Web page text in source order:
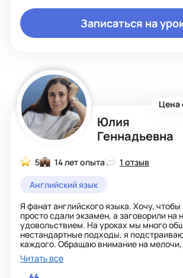
Записаться на
Юлия
Геннадьевна
Цена
5 14 лет опыта
1 отзыв
Английский язык
Я фанат английского языка. Хочу,
просто сдали экзамен, а заговорили на
удовольствием. На уроках мы много
нестандартные подходы, я
каждого. Обращаю внимание на мелочи,
именно они часто помогают понять
поддерживающая и живая. Если хотите
жить языком — я рядом!
Читать все